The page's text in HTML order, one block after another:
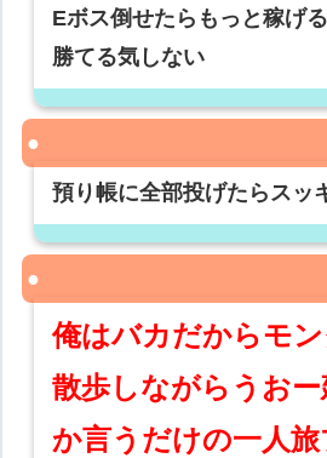
Eボス倒せたらもっと稼げ
勝てる気しない
預り帳に全部投げたらスッ
俺はバカだからモ
散歩しながらうおー
か言うだけの一人